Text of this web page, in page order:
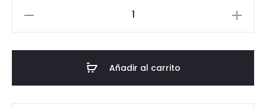
Añadir al carrito